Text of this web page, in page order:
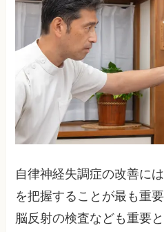
自律神経失調症の改善に
を把握することが最も重
脳反射の検査なども重要